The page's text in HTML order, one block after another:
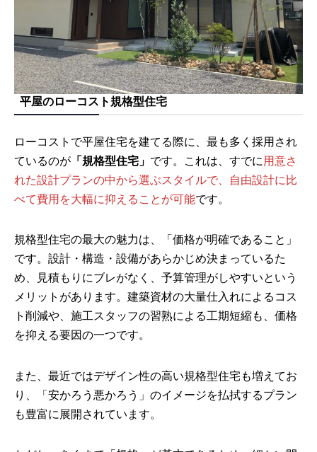
平屋のローコスト規格型住宅
ローコストで平屋住宅を建てる際に、最も多く採用され
ているのが 「規格型住宅」 です。これは、すでに 用意さ
れた設計プランの中から選ぶスタイルで、自由設計に比
べて費用を大幅に抑えることが可能です。
規格型住宅の最大の魅力は、「価格が明確であること」
です。設計・構造・設備があらかじめ決まっているた
め、見積もりにブレがなく、予算管理がしやすいという
メリットがあります。建築資材の大量仕入れによるコス
ト削減や、施工スタッフの習熟による工期短縮も、価格
を抑える要因の一つです。
また、最近ではデザイン性の高い規格型住宅も増えてお
り、「安かろう悪かろう」のイメージを払拭するプラン
も豊富に展開されています。